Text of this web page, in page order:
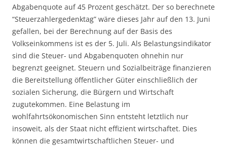
Abgabenquote auf 45 Prozent geschätzt. Der so berechnete
“Steuerzahlergedenktag” wäre dieses Jahr auf den 13. Juni
gefallen, bei der Berechnung auf der Basis des
Volkseinkommens ist es der 5. Juli. Als Belastungsindikator
sind die Steuer- und Abgabenquoten ohnehin nur
begrenzt geeignet. Steuern und Sozialbeiträge finanzieren
die Bereitstellung öffentlicher Güter einschließlich der
sozialen Sicherung, die Bürgern und Wirtschaft
zugutekommen. Eine Belastung im
wohlfahrtsökonomischen Sinn entsteht letztlich nur
insoweit, als der Staat nicht effizient wirtschaftet. Dies
können die gesamtwirtschaftlichen Steuer- und